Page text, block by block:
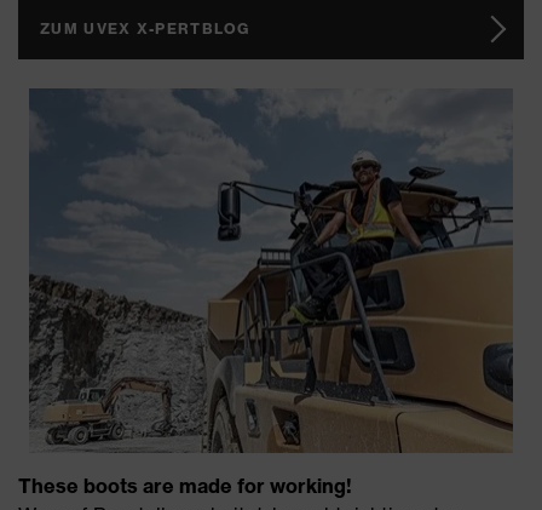
ZUM UVEX X-PERTBLOG
These boots are made for working!